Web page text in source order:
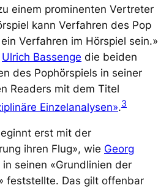
einem prominenten Vertreter
kann Verfahren des Pop
Verfahren im Hörspiel sein.»
Ulrich Bassenge die beiden
des Pophörspiels in seiner
Readers mit dem Titel
Einzelanalysen».3
erst mit der
ihren Flug», wie Georg
in seinen «Grundlinien der
feststellte. Das gilt offenbar